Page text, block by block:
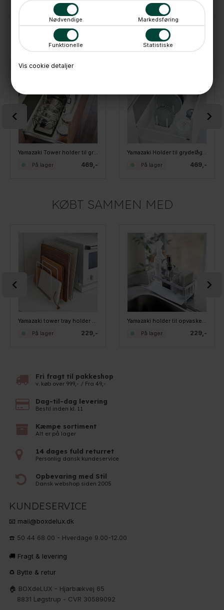
Nødvendige Markedsføring
Funktionelle Statistiske
Vis cookie detaljer
ANDRE IDÉER
Yamazaki Tower holder til grydelåg, SORT
469,-
På lager
Yamazaki Holder til grydelåg/tallerkener, HVID
469,-
På lager
KØBT SAMMEN MED
Yamazaki tower tray holder - Hvid
229,-
På lager
Yamazaki holder til opvasketilbehør - Hvid
229,-
På lager
Fri fragt til pakkeshop
v. køb over 999,- / Fra 49,-
Dag-til-dag levering
Bestil inden kl. 11
Kæmpe sortiment
Alt er på lager
14 dages fuld returret
Personlig dansk kundeservice
Opbevaring med Stil
Dansk webshop siden 2005
KUNDESERVICE
📧 mail@boxdelux.dk
☎️ 50 44 68 00 - Hverdage 9.00-12.00
🚚 Fragt & levering
♻️ Bytte & retur
🏠 BOXdeLUX - Hjarbækvej 65
8831 Løgstrup - CVR 30589092